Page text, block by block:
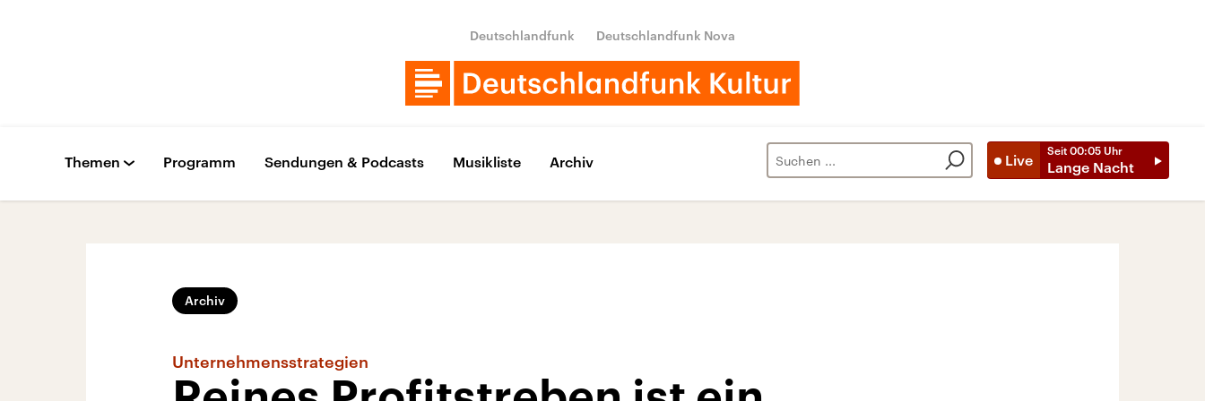
Deutschlandfunk Deutschlandfunk Nova
Live
Seit 00:05 Uhr
Lange Nacht
Themen Programm Sendungen & Podcasts Musikliste Archiv
Archiv
Unternehmensstrategien